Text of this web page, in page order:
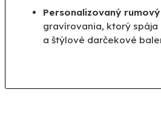
Personalizovaný
gravírovania, ktorý spája
a štýlové darčekové